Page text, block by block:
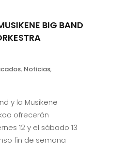
BIG BAND
, Noticias,
y la Musikene
ofrecerán
12 y el sábado 13
fin de semana